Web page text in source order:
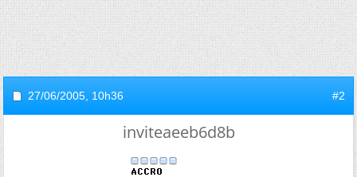
27/06/2005, 10h36 #2
inviteaeeb6d8b